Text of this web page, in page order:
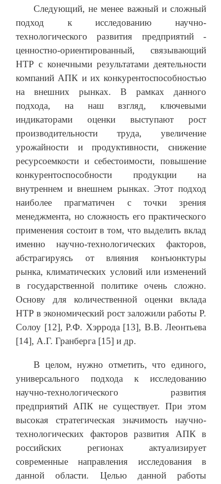
Следующий, не менее важный и сложный
подход к исследованию научно-
технологического развития предприятий -
ценностно-ориентированный, связывающий
НТР с конечными результатами деятельности
компаний АПК и их конкурентоспособностью
на внешних рынках. В рамках данного
подхода, на наш взгляд, ключевыми
индикаторами оценки выступают рост
производительности труда, увеличение
урожайности и продуктивности, снижение
ресурсоемкости и себестоимости, повышение
конкурентоспособности продукции на
внутреннем и внешнем рынках. Этот подход
наиболее прагматичен с точки зрения
менеджмента, но сложность его практического
применения состоит в том, что выделить вклад
именно научно-технологических факторов,
абстрагируясь от влияния конъюнктуры
рынка, климатических условий или изменений
в государственной политике очень сложно.
Основу для количественной оценки вклада
НТР в экономический рост заложили работы Р.
Солоу [12], Р.Ф. Хэррода [13], В.В. Леонтьева
[14], А.Г. Гранберга [15] и др.
В целом, нужно отметить, что единого,
универсального подхода к исследованию
научно-технологического развития
предприятий АПК не существует. При этом
высокая стратегическая значимость научно-
технологических факторов развития АПК в
российских регионах актуализирует
современные направления исследования в
данной области. Целью данной работы